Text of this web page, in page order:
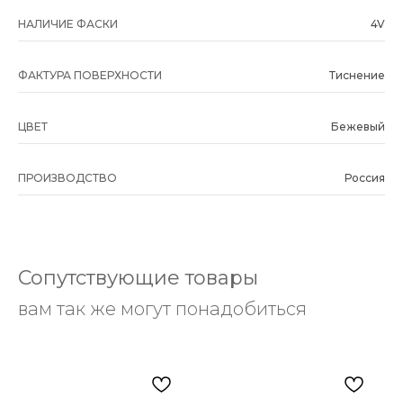
НАЛИЧИЕ ФАСКИ 4V
ФАКТУРА ПОВЕРХНОСТИ Тиснение
ЦВЕТ Бежевый
ПРОИЗВОДСТВО Россия
Сопутствующие товары
вам так же могут понадобиться